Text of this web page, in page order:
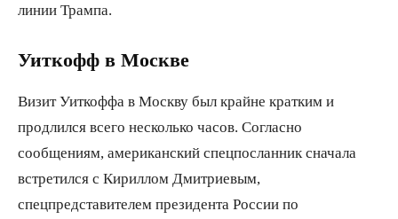
линии Трампа.
Уиткофф в Москве
Визит Уиткоффа в Москву был крайне кратким и
продлился всего несколько часов. Согласно
сообщениям, американский спецпосланник сначала
встретился с Кириллом Дмитриевым,
спецпредставителем президента России по